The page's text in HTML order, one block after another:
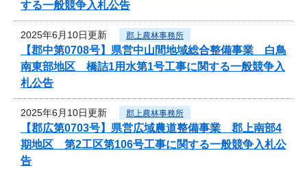
する一般競争入札公告
2025年6月10日更新 郡上農林事務所
【郡中第0708号】県営中山間地域総合整備事業 白鳥
南東部地区 橋詰1用水第1号工事に関する一般競争入
札公告
2025年6月10日更新 郡上農林事務所
【郡広第0703号】県営広域農道整備事業 郡上南部4
期地区 第2工区第106号工事に関する一般競争入札公
告